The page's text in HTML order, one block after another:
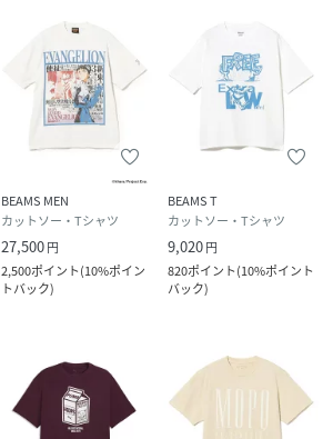
BEAMS MEN
カットソー・Tシャツ
27,500円
2,500ポイント(10%ポイン
トバック)
BEAMS T
カットソー・Tシャツ
9,020円
820ポイント(10%ポイント
バック)